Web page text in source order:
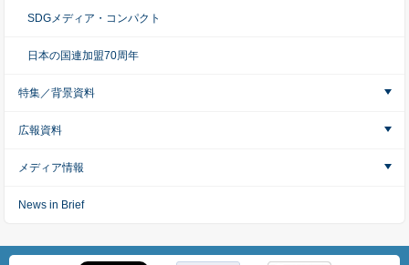
SDGメディア・コンパクト
日本の国連加盟70周年
特集／背景資料
広報資料
メディア情報
News in Brief